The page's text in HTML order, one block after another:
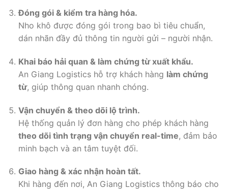
Đóng gói & kiểm tra hàng hóa.
Nho khô được đóng gói trong bao bì tiêu chuẩn,
dán nhãn đầy đủ thông tin người gửi – người nhận.
Khai báo hải quan & làm chứng từ xuất khẩu.
An Giang Logistics hỗ trợ khách hàng làm chứng
từ, giúp thông quan nhanh chóng.
Vận chuyển & theo dõi lộ trình.
Hệ thống quản lý đơn hàng cho phép khách hàng
theo dõi tình trạng vận chuyển real-time, đảm bảo
minh bạch và an tâm tuyệt đối.
Giao hàng & xác nhận hoàn tất.
Khi hàng đến nơi, An Giang Logistics thông báo cho